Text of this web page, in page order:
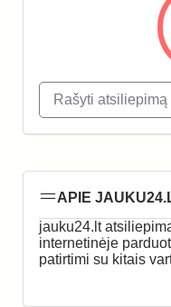
Rašyti atsiliepimą
APIE
jauku24.lt
internetinėje
patirtimi su kitais